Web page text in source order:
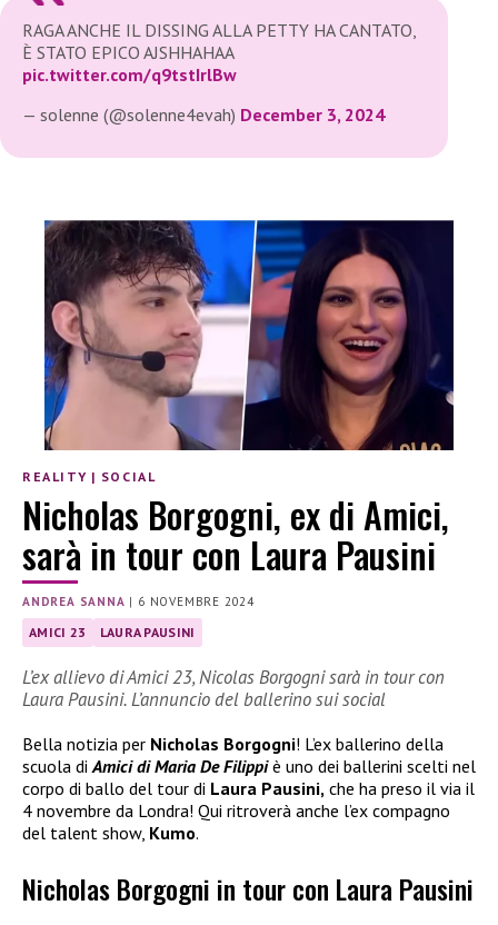
RAGA ANCHE IL DISSING ALLA PETTY HA CANTATO,
È STATO EPICO AJSHHAHAA
pic.twitter.com/q9tstIrlBw
— solenne (@solenne4evah) December 3, 2024
REALITY | SOCIAL
Nicholas Borgogni, ex di Amici,
sarà in tour con Laura Pausini
ANDREA SANNA | 6 NOVEMBRE 2024
AMICI 23 LAURA PAUSINI
L’ex allievo di Amici 23, Nicolas Borgogni sarà in tour con
Laura Pausini. L’annuncio del ballerino sui social
Bella notizia per Nicholas Borgogni! L’ex ballerino della
scuola di Amici di Maria De Filippiè uno dei ballerini scelti nel
corpo di ballo del tour di Laura Pausini, che ha preso il via il
4 novembre da Londra! Qui ritroverà anche l’ex compagno
del talent show, Kumo.
Nicholas Borgogni in tour con Laura Pausini